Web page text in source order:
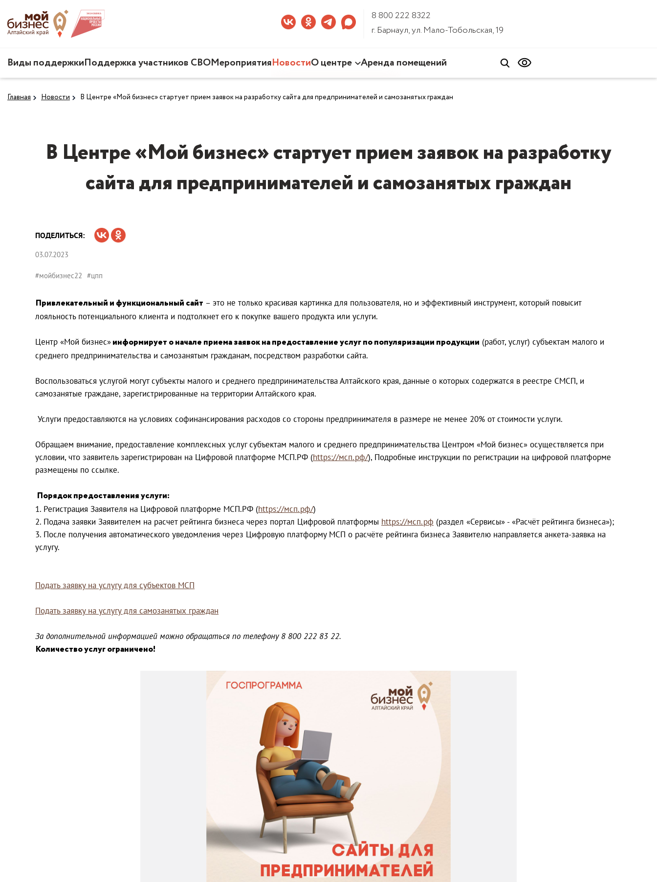
8 800 222 8322
г. Барнаул, ул. Мало-Тобольская, 19
Виды поддержкиПоддержка участников СВОМероприятияНовостиО центре
Команда Центра
Аренда помещений
Главная Новости В Центре «Мой бизнес» стартует прием заявок на разработку сайта для предпринимателей и самозанятых граждан
В Центре «Мой бизнес» стартует прием заявок на разработку
сайта для предпринимателей и самозанятых граждан
ПОДЕЛИТЬСЯ:
03.07.2023
#мойбизнес22 #цпп
Привлекательный и функциональный сайт – это не только красивая картинка для пользователя, но и эффективный инструмент, который повысит
лояльность потенциального клиента и подтолкнет его к покупке вашего продукта или услуги.
Центр «Мой бизнес»информирует о начале приема заявок на предоставление услуг по популяризации продукции (работ, услуг) субъектам малого и
среднего предпринимательства и самозанятым гражданам, посредством разработки сайта.
Воспользоваться услугой могут субъекты малого и среднего предпринимательства Алтайского края, данные о которых содержатся в реестре СМСП, и
самозанятые граждане, зарегистрированные на территории Алтайского края.
Услуги предоставляются на условиях софинансирования расходов со стороны предпринимателя в размере не менее 20% от стоимости услуги.
Обращаем внимание, предоставление комплексных услуг субъектам малого и среднего предпринимательства Центром «Мой бизнес» осуществляется при
условии, что заявитель зарегистрирован на Цифровой платформе МСП.РФ (https://мсп.рф/), Подробные инструкции по регистрации на цифровой платформе
размещены по ссылке.
Порядок предоставления услуги:
1. Регистрация Заявителя на Цифровой платформе МСП.РФ (https://мсп.рф/)
2. Подача заявки Заявителем на расчет рейтинга бизнеса через портал Цифровой платформы https://мсп.рф (раздел «Сервисы» - «Расчёт рейтинга бизнеса»);
3. После получения автоматического уведомления через Цифровую платформу МСП о расчёте рейтинга бизнеса Заявителю направляется анкета-заявка на
услугу.
Подать заявку на услугу для субъектов МСП
Подать заявку на услугу для самозанятых граждан
За дополнительной информацией можно обращаться по телефону 8 800 222 83 22.
Количество услуг ограничено!